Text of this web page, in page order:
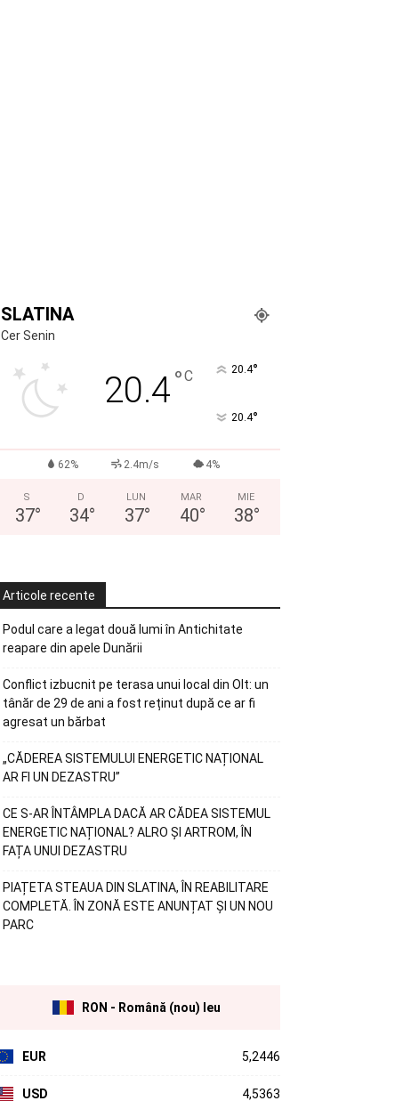
SLATINA
Cer Senin
20.4°C 20.4°
20.4°
62% 2.4m/s 4%
S
37°
D
34°
LUN
37°
MAR
40°
MIE
38°
Articole recente
Podul care a legat două lumi în Antichitate
reapare din apele Dunării
Conflict izbucnit pe terasa unui local din Olt: un
tânăr de 29 de ani a fost reținut după ce ar fi
agresat un bărbat
„CĂDEREA SISTEMULUI ENERGETIC NAȚIONAL
AR FI UN DEZASTRU”
CE S-AR ÎNTÂMPLA DACĂ AR CĂDEA SISTEMUL
ENERGETIC NAȚIONAL? ALRO ȘI ARTROM, ÎN
FAȚA UNUI DEZASTRU
PIAȚETA STEAUA DIN SLATINA, ÎN REABILITARE
COMPLETĂ. ÎN ZONĂ ESTE ANUNȚAT ȘI UN NOU
PARC
RON - Română (nou) leu
EUR 5,2446
USD 4,5363